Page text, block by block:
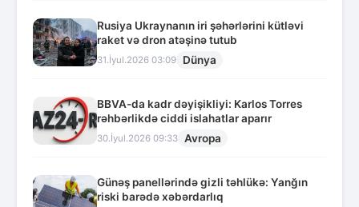
Rusiya Ukraynanın iri şəhərlərini kütləvi
raket və dron atəşinə tutub
31.İyul.2026 03:09 Dünya
BBVA-da kadr dəyişikliyi: Karlos Torres
rəhbərlikdə ciddi islahatlar aparır
30.İyul.2026 09:33 Avropa
Günəş panellərində gizli təhlükə: Yanğın
riski barədə xəbərdarlıq